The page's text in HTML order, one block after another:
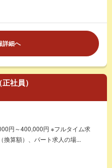
詳細へ
社員）
円～400,000円 ※フルタイム求
換算額）、パート求人の場...